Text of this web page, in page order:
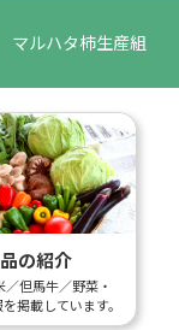
ルハタ柿生産組
の紹介
但馬牛／野菜・
掲載しています。